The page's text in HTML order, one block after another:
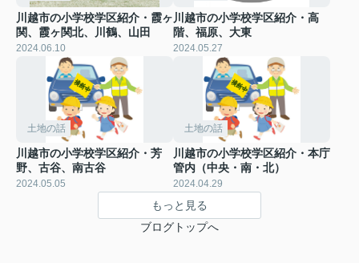
川越市の小学校学区紹介・霞ヶ
関、霞ヶ関北、川鶴、山田
2024.06.10
川越市の小学校学区紹介・高
階、福原、大東
2024.05.27
土地の話
川越市の小学校学区紹介・芳
野、古谷、南古谷
2024.05.05
土地の話
川越市の小学校学区紹介・本庁
管内（中央・南・北）
2024.04.29
もっと見る
ブログトップへ